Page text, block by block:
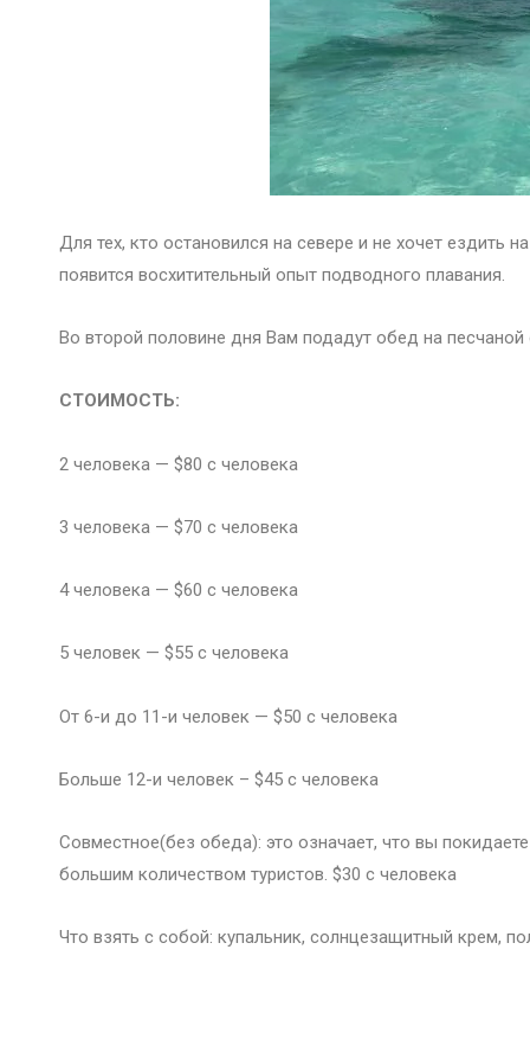
Для тех, кто остановился на севере и не хочет ездить
появится восхитительный опыт подводного плавания.
Во второй половине дня Вам подадут обед на песчаной
СТОИМОСТЬ:
2 человека — $80 с человека
3 человека — $70 с человека
4 человека — $60 с человека
5 человек — $55 с человека
От 6-и до 11-и человек — $50 с человека
Больше 12-и человек – $45 с человека
Совместное(без обеда): это означает, что вы
большим количеством туристов. $30 с человека
Что взять с собой: купальник, солнцезащитный крем,